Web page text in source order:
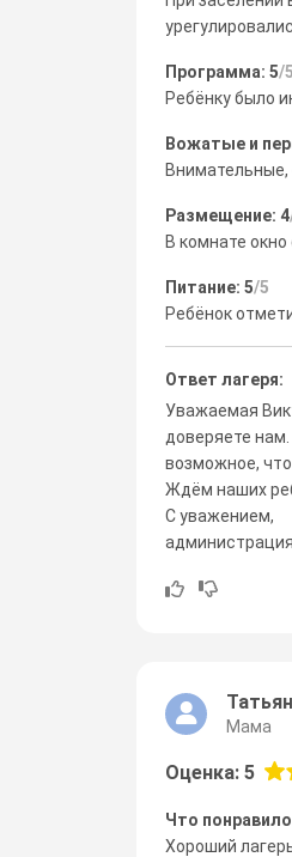
Программа: 5/5
Ребёнку было
Вожатые и
Размещение: 4
В комнате
Питание: 5/5
Ребёнок
Ответ лагеря:
Уважаемая
доверяете
возможное,
Ждём наших
С уважением,
Мама
Оценка: 5
Что
Хороший